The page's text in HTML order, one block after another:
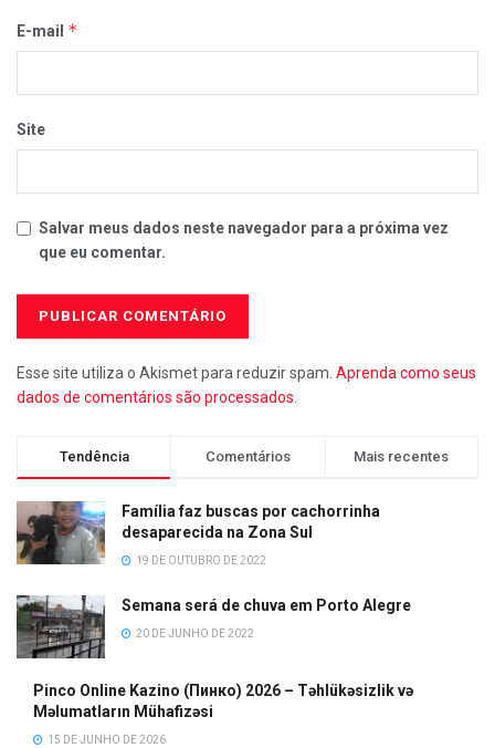
E-mail *
Site
Salvar meus dados neste navegador para a próxima vez
que eu comentar.
Esse site utiliza o Akismet para reduzir spam. Aprenda como seus
dados de comentários são processados
Tendência Comentários Mais recentes
Família faz buscas por cachorrinha
desaparecida na Zona Sul
19 DE OUTUBRO DE 2022
Semana será de chuva em Porto Alegre
20 DE JUNHO DE 2022
Pinco Online Kazino (Пинко) 2026 – Təhlükəsizlik və
Məlumatların Mühafizəsi
15 DE JUNHO DE 2026